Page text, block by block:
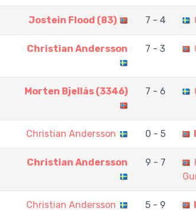
Jostein Flood (83) 7 - 4
Christian Andersson 7 - 3
Morten Bjellås (3346) 7 - 6
Christian Andersson 0 - 5
Christian Andersson 9 - 7
Christian Andersson 5 - 9